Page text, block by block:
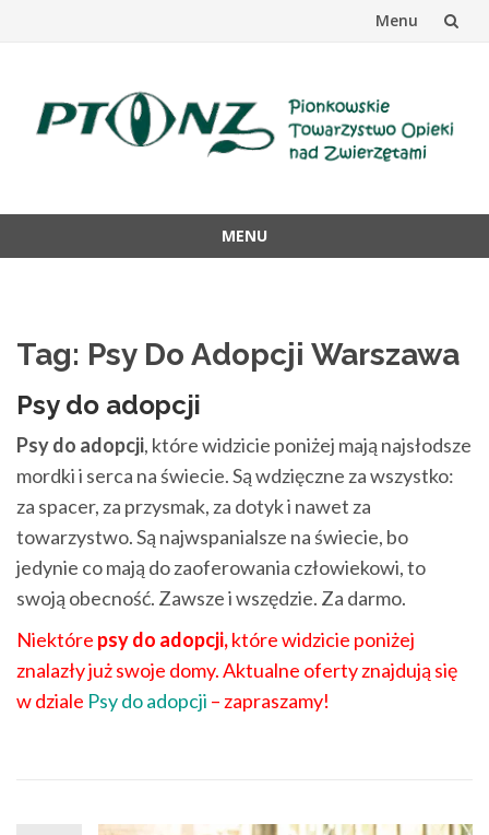
Menu
MENU
Tag: Psy Do Adopcji Warszawa
Psy do adopcji
Psy do adopcji, które widzicie poniżej mają najsłodsze
mordki i serca na świecie. Są wdzięczne za wszystko:
za spacer, za przysmak, za dotyk i nawet za
towarzystwo. Są najwspanialsze na świecie, bo
jedynie co mają do zaoferowania człowiekowi, to
swoją obecność. Zawsze i wszędzie. Za darmo.
Niektóre psy do adopcji,które widzicie poniżej
znalazły już swoje domy. Aktualne oferty znajdują się
w dziale Psy do adopcji – zapraszamy!